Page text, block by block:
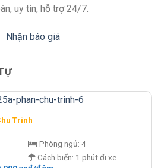
uy tín, hỗ trợ 24/7.
Trinh
Phòng ngủ: 4
Cách biển: 1 phút đi xe